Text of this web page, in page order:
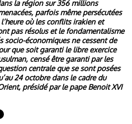
la région sur 356 millions
parfois même persécutées
où les conflits irakien et
pas résolus et le fondamentalisme
socio-économiques ne cessent de
que soit garanti le libre exercice
censé être garanti par les
centrale que se sont posées
24 octobre dans le cadre du
présidé par le pape Benoit XVI